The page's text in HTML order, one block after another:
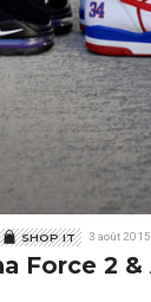
SHOP IT 3 août 2015
Force 2 &